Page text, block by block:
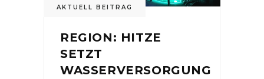
AKTUELL BEITRAG
REGION: HITZE
SETZT
WASSERVERSORGUNG